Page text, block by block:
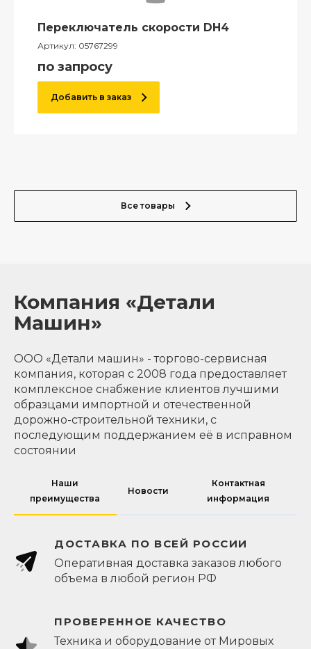
Переключатель скорости DH4
Артикул: 05767299
по запросу
Добавить в заказ
Все товары
Компания «Детали
Машин»
ООО «Детали машин» - торгово-сервисная
компания, которая с 2008 года предоставляет
комплексное снабжение клиентов лучшими
образцами импортной и отечественной
дорожно-строительной техники, с
последующим поддержанием её в исправном
состоянии
Наши
преимущества
Новости
Контактная
информация
ДОСТАВКА ПО ВСЕЙ РОССИИ
Оперативная доставка заказов любого
объема в любой регион РФ
ПРОВЕРЕННОЕ КАЧЕСТВО
Техника и оборудование от Мировых